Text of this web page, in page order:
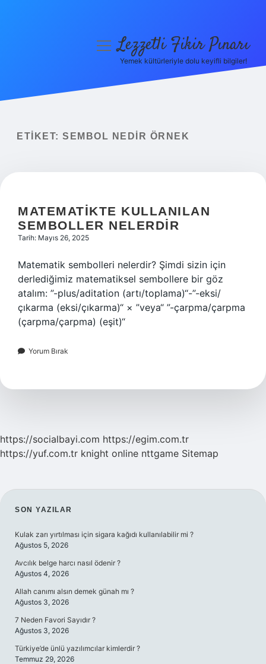
Yasal Uyarı
menüyüLezzetli Fikir Pınarı
Yemek kültürleriyle dolu keyifli bilgiler!
ETIKET: SEMBOL NEDIR ÖRNEK
MATEMATIKTE KULLANILAN
SEMBOLLER NELERDIR
Tarih: Mayıs 26, 2025
Matematik sembolleri nelerdir? Şimdi sizin için
derlediğimiz matematiksel sembollere bir göz
atalım: ”-plus/aditation (artı/toplama)“-”-eksi/
çıkarma (eksi/çıkarma)“ × ”veya“ ”-çarpma/çarpma
(çarpma/çarpma) (eşit)“
Yorum Bırak
https://socialbayi.com https://egim.com.tr
https://yuf.com.tr knight online nttgame Sitemap
SIDEBAR
SON YAZILAR
Kulak zarı yırtılması için sigara kağıdı kullanılabilir mi ?
Ağustos 5, 2026
Avcılık belge harcı nasıl ödenir ?
Ağustos 4, 2026
Allah canımı alsın demek günah mı ?
Ağustos 3, 2026
7 Neden Favori Sayıdır ?
Ağustos 3, 2026
Türkiye’de ünlü yazılımcılar kimlerdir ?
Temmuz 29, 2026